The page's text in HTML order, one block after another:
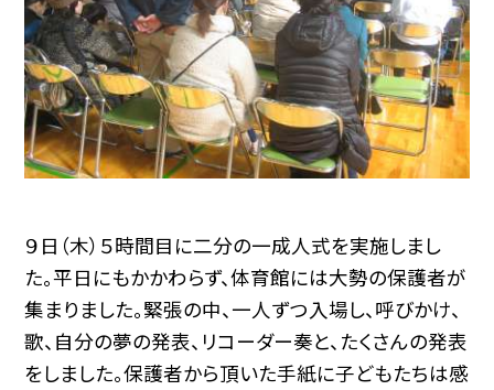
９日（木）５時間目に二分の一成人式を実施しまし
た。平日にもかかわらず、体育館には大勢の保護者が
集まりました。緊張の中、一人ずつ入場し、呼びかけ、
歌、自分の夢の発表、リコーダー奏と、たくさんの発表
をしました。保護者から頂いた手紙に子どもたちは感